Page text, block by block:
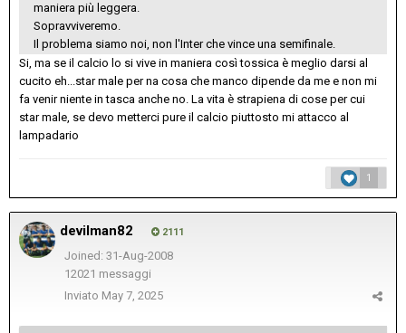
maniera più leggera.
Sopravviveremo.
Il problema siamo noi, non l'Inter che vince una semifinale.
Si, ma se il calcio lo si vive in maniera così tossica è meglio darsi al
cucito eh...star male per na cosa che manco dipende da me e non mi
fa venir niente in tasca anche no. La vita è strapiena di cose per cui
star male, se devo metterci pure il calcio piuttosto mi attacco al
lampadario
1
devilman82 2111
Joined: 31-Aug-2008
12021 messaggi
Inviato May 7, 2025